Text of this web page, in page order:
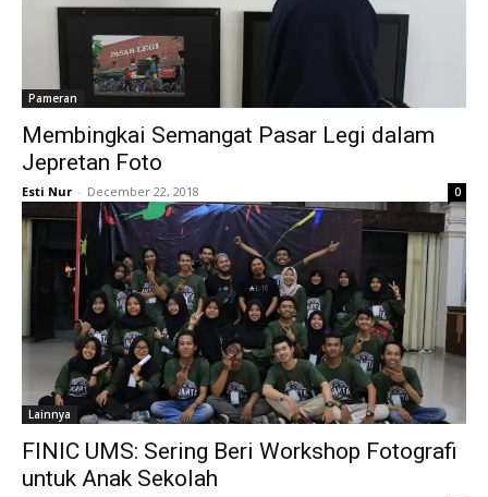
Pameran
Membingkai Semangat Pasar Legi dalam
Jepretan Foto
Esti Nur - December 22, 2018 0
Lainnya
FINIC UMS: Sering Beri Workshop Fotografi
untuk Anak Sekolah